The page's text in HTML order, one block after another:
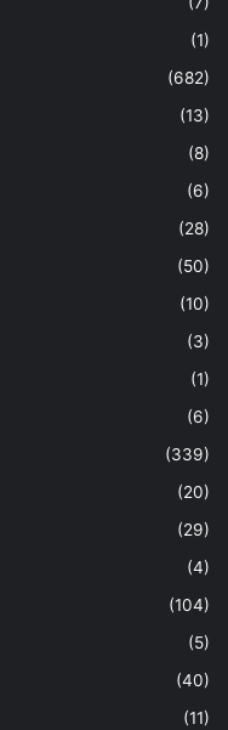
(1)
(682)
(13)
(8)
(6)
(28)
(50)
(10)
(3)
(1)
(6)
(339)
(20)
(29)
(4)
(104)
(5)
(40)
(11)